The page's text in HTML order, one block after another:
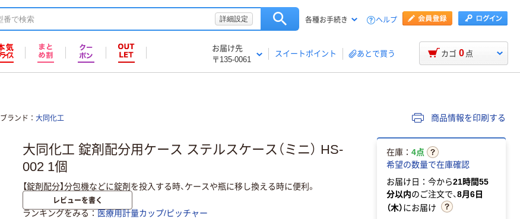
詳細設定 各種お手続き ヘルプ
お届け先
〒135-0061
スイートポイント あとで買う カゴ 0 点
ブランド 大同化工 商品情報を印刷する
大同化工 錠剤配分用ケース ステルスケース（ミニ） HS-
002 1個
【錠剤配分】分包機などに錠剤を投入する時、ケースや瓶に移し換える時に便利。
レビューを書く
ランキングをみる 医療用計量カップ/ピッチャー
在庫： 4点
希望の数量で在庫確認
お届け日：今から21時間55
分以内のご注文で、8月6日
（木）にお届け